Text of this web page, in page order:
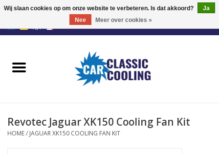
EUR/GBP
Retrofit Fan Kit
Fan Controllers
Revotec Jaguar XK150 Cooling Fan Kit
HOME/ JAGUAR XK150 COOLING FAN KIT
Wij slaan cookies op om onze website te verbeteren. Is dat akkoord?
Ja
Nee
Meer over cookies »